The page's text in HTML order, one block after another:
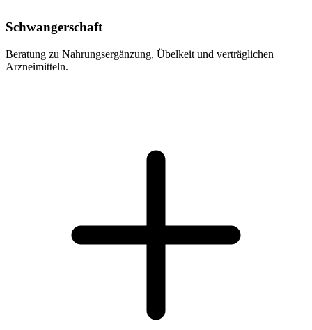
Schwangerschaft
Beratung zu Nahrungsergänzung, Übelkeit und verträglichen
Arzneimitteln.